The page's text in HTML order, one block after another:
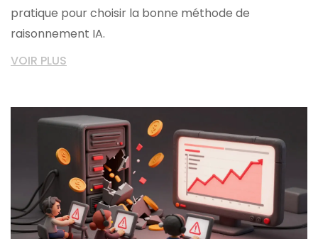
pratique pour choisir la bonne méthode de
raisonnement IA.
VOIR PLUS